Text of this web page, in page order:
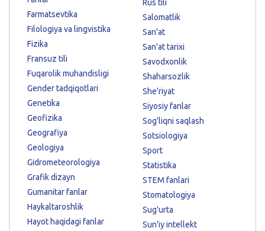
Farmatsevtika
Filologiya va lingvistika
Fizika
Fransuz tili
Fuqarolik muhandisligi
Gender tadqiqotlari
Genetika
Geofizika
Geografiya
Geologiya
Gidrometeorologiya
Grafik dizayn
Gumanitar fanlar
Haykaltaroshlik
Hayot haqidagi fanlar
Rus tili
Salomatlik
San'at
San'at tarixi
Savodxonlik
Shaharsozlik
She'riyat
Siyosiy fanlar
Sog'liqni saqlash
Sotsiologiya
Sport
Statistika
STEM fanlari
Stomatologiya
Sug'urta
Sun'iy intellekt